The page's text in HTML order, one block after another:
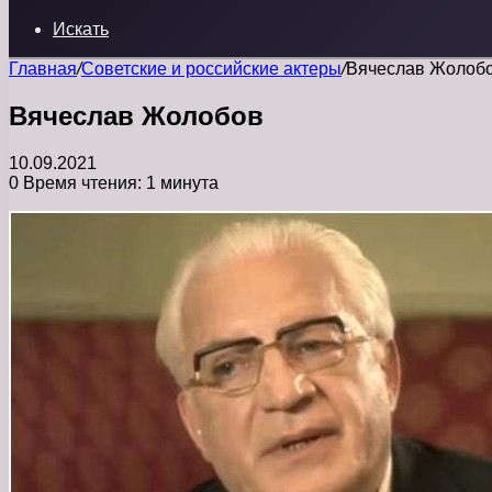
Искать
Главная/Советские и российские актеры/Вячеслав
Вячеслав Жолобов
10.09.2021
0 Время чтения: 1 минута